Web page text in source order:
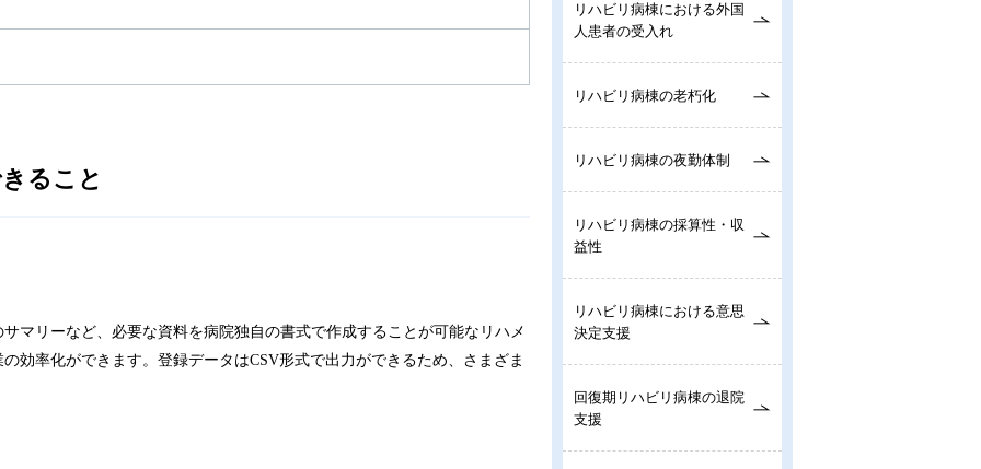
ること
マリーなど、必要な資料を病院独自の書式で作成することが可能なリハメ
効率化ができます。登録データはCSV形式で出力ができるため、さまざま
リハビリ病棟における外国
人患者の受入れ
リハビリ病棟の老朽化
リハビリ病棟の夜勤体制
リハビリ病棟の採算性・収
益性
リハビリ病棟における意思
決定支援
回復期リハビリ病棟の退院
支援